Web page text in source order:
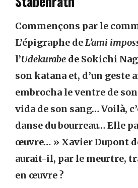
Commençons par le
L’épigraphe deL’ami
l’Udekurabe de Sokichi
son katana et, d’un geste
embrocha le ventre de
vida de son sang… Voilà,
danse du bourreau… Elle
œuvre… » Xavier Dupont
aurait-il, par le meurtre,
en œuvre ?